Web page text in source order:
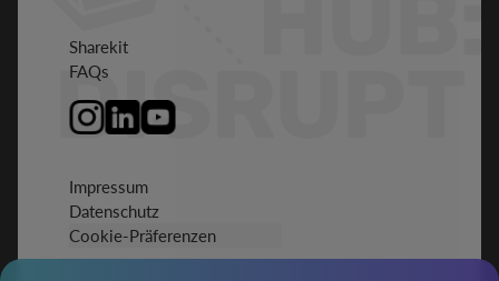
Sharekit
FAQs
Impressum
Datenschutz
Cookie-Präferenzen